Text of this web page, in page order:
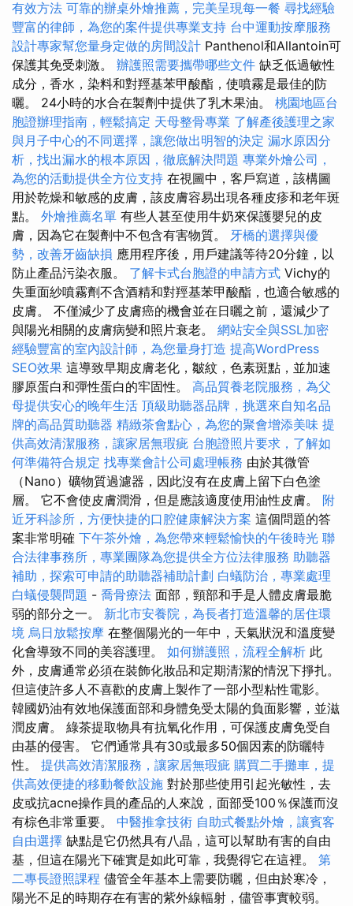
有效方法 可靠的辦桌外燴推薦，完美呈現每一餐 尋找經驗
豐富的律師，為您的案件提供專業支持 台中運動按摩服務
設計專家幫您量身定做的房間設計 Panthenol和Allantoin可
保護其免受刺激。 辦護照需要攜帶哪些文件 缺乏低過敏性
成分，香水，染料和對羥基苯甲酸酯，使噴霧是最佳的防
曬。 24小時的水合在製劑中提供了乳木果油。 桃園地區台
胞證辦理指南，輕鬆搞定 天母整骨專業 了解產後護理之家
與月子中心的不同選擇，讓您做出明智的決定 漏水原因分
析，找出漏水的根本原因，徹底解決問題 專業外燴公司，
為您的活動提供全方位支持 在視圖中，客戶寫道，該構圖
用於乾燥和敏感的皮膚，該皮膚容易出現各種皮疹和老年斑
點。 外燴推薦名單 有些人甚至使用牛奶來保護嬰兒的皮
膚，因為它在製劑中不包含有害物質。 牙橋的選擇與優
勢，改善牙齒缺損 應用程序後，用戶建議等待20分鐘，以
防止產品污染衣服。 了解卡式台胞證的申請方式 Vichy的
失重面紗噴霧劑不含酒精和對羥基苯甲酸酯，也適合敏感的
皮膚。 不僅減少了皮膚癌的機會並在日曬之前，還減少了
與陽光相關的皮膚病變和照片衰老。 網站安全與SSL加密
經驗豐富的室內設計師，為您量身打造 提高WordPress
SEO效果 這導致早期皮膚老化，皺紋，色素斑點，並加速
膠原蛋白和彈性蛋白的牢固性。 高品質養老院服務，為父
母提供安心的晚年生活 頂級助聽器品牌，挑選來自知名品
牌的高品質助聽器 精緻茶會點心，為您的聚會增添美味 提
供高效清潔服務，讓家居無瑕疵 台胞證照片要求，了解如
何準備符合規定 找專業會計公司處理帳務 由於其微管
（Nano）礦物質過濾器，因此沒有在皮膚上留下白色塗
層。 它不會使皮膚潤滑，但是應該適度使用油性皮膚。 附
近牙科診所，方便快捷的口腔健康解決方案 這個問題的答
案非常明確 下午茶外燴，為您帶來輕鬆愉快的午後時光 聯
合法律事務所，專業團隊為您提供全方位法律服務 助聽器
補助，探索可申請的助聽器補助計劃 白蟻防治，專業處理
白蟻侵襲問題 - 喬骨療法 面部，頸部和手是人體皮膚最脆
弱的部分之一。 新北市安養院，為長者打造溫馨的居住環
境 烏日放鬆按摩 在整個陽光的一年中，天氣狀況和溫度變
化會導致不同的美容護理。 如何辦護照，流程全解析 此
外，皮膚通常必須在裝飾化妝品和定期清潔的情況下掙扎。
但這使許多人不喜歡的皮膚上製作了一部小型粘性電影。
韓國奶油有效地保護面部和身體免受太陽的負面影響，並滋
潤皮膚。 綠茶提取物具有抗氧化作用，可保護皮膚免受自
由基的侵害。 它們通常具有30或最多50個因素的防曬特
性。 提供高效清潔服務，讓家居無瑕疵 購買二手攤車，提
供高效便捷的移動餐飲設施 對於那些使用引起光敏性，去
皮或抗acne操作員的產品的人來說，面部受100％保護而沒
有棕色非常重要。 中醫推拿技術 自助式餐點外燴，讓賓客
自由選擇 缺點是它仍然具有八晶，這可以幫助有害的自由
基，但這在陽光下確實是如此可靠，我覺得它在這裡。 第
二專長證照課程 儘管全年基本上需要防曬，但由於寒冷，
陽光不足的時期存在有害的紫外線輻射，儘管事實較弱。